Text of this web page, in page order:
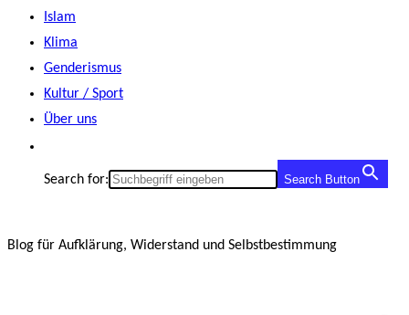
Islam
Klima
Genderismus
Kultur / Sport
Über uns
Search for: Search Button
Blog für Aufklärung, Widerstand und Selbstbestimmung